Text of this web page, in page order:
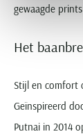
gewaagde
Het
Stijl en comfort
Geïnspireerd
Putnai in 2014